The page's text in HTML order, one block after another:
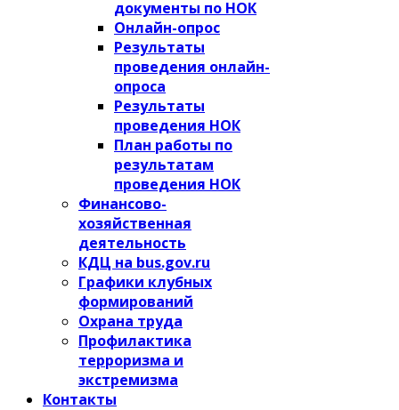
документы по НОК
Онлайн-опрос
Результаты
проведения онлайн-
опроса
Результаты
проведения НОК
План работы по
результатам
проведения НОК
Финансово-
хозяйственная
деятельность
КДЦ на bus.gov.ru
Графики клубных
формирований
Охрана труда
Профилактика
терроризма и
экстремизма
Контакты